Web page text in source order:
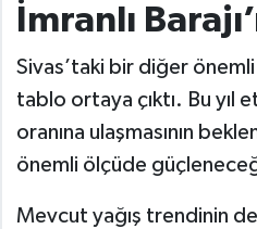
İmranlı
Sivas’taki bir diğer önemli
tablo ortaya çıktı. Bu yıl
oranına ulaşmasının
önemli ölçüde
Mevcut yağış trendinin